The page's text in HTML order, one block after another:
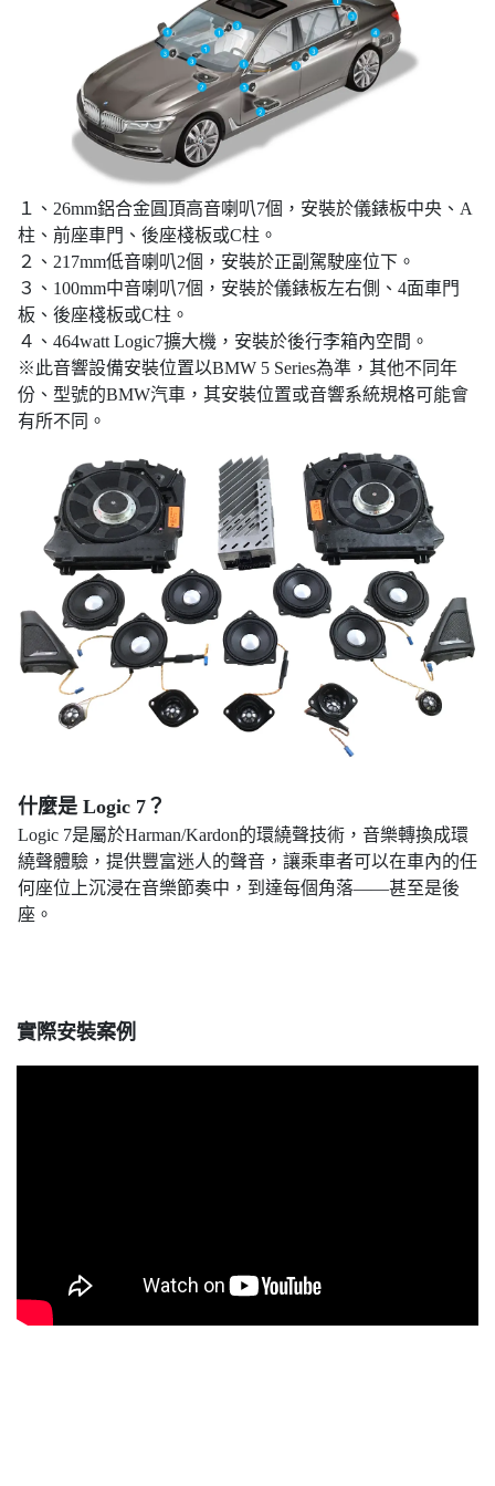
１、26mm鋁合金圓頂高音喇叭7個，安裝於儀錶板中央、A
柱、前座車門、後座棧板或C柱。
２、217mm低音喇叭2個，安裝於正副駕駛座位下。
３、100mm中音喇叭7個，安裝於儀錶板左右側、4面車門
板、後座棧板或C柱。
４、464watt Logic7擴大機，安裝於後行李箱內空間。
※此音響設備安裝位置以BMW 5 Series為準，其他不同年
份、型號的BMW汽車，其安裝位置或音響系統規格可能會
有所不同。
什麼是 Logic 7？
Logic 7是屬於Harman/Kardon的環繞聲技術，音樂轉換成環
繞聲體驗，提供豐富迷人的聲音，讓乘車者可以在車內的任
何座位上沉浸在音樂節奏中，到達每個角落——甚至是後
座。
實際安裝案例